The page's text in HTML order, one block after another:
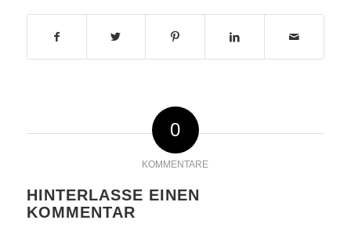
0
KOMMENTARE
HINTERLASSE EINEN
KOMMENTAR